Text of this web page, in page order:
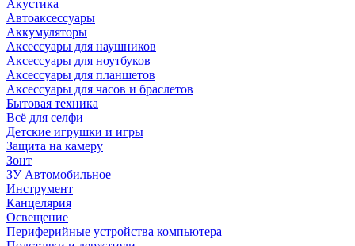
Акустика
Автоаксессуары
Аккумуляторы
Аксессуары для наушников
Аксессуары для ноутбуков
Аксессуары для планшетов
Аксессуары для часов и браслетов
Бытовая техника
Всё для селфи
Детские игрушки и игры
Защита на камеру
Зонт
ЗУ Автомобильное
Инструмент
Канцелярия
Освещение
Периферийные устройства компьютера